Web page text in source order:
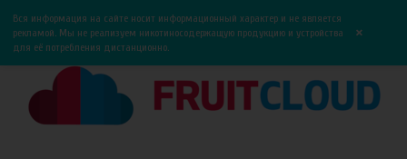
0
Вся информация на сайте носит информационный характер и не является
рекламой. Мы не реализуем никотиносодержащую продукцию и устройства
для её потребления дистанционно.
×